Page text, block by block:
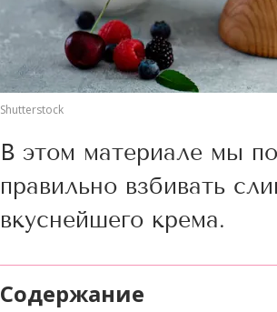
Shutterstock
В этом материале мы
правильно взбивать
вкуснейшего крема.
Содержание